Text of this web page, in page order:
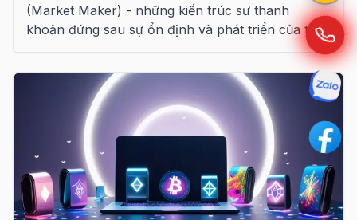
(Market Maker) - những kiến trúc sư thanh
khoản đứng sau sự ổn định và phát triển của thị
trường tiền mã hóa toàn cầu theo phân tích từ